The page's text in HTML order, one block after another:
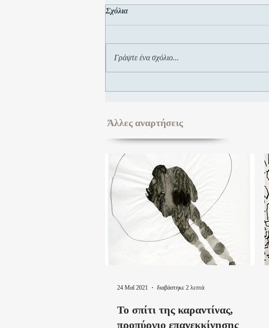
Σχόλια
Γράψτε ένα σχόλιο...
Άλλες αναρτήσεις
Το σπίτι της καραντίνας,
προπύργιο επανεκκίνησης
24 Μαΐ 2021 διαβάστηκε 2 λεπτά